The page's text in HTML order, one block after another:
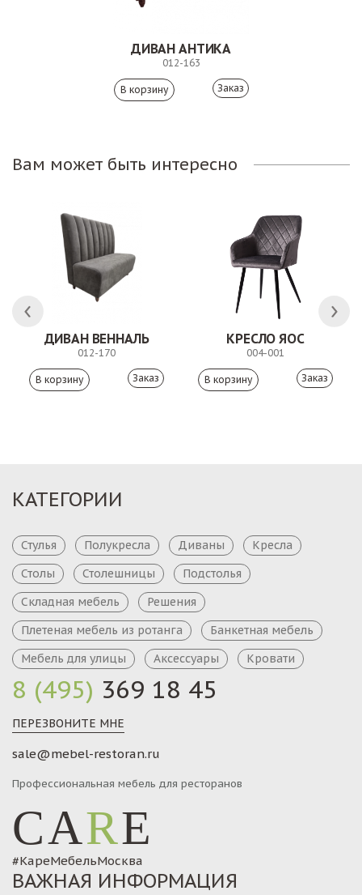
ДИВАН АНТИКА
012-163
Заказ
Вам может быть интересно
ДИВАН ВЕННАЛЬ
012-170
Заказ
КРЕСЛО ЯОС
004-001
Заказ
8 (495) 369 18 45
ПЕРЕЗВОНИТЕ МНЕ
sale@mebel-restoran.ru
Профессиональная мебель для ресторанов
CARE
#КареМебельМосква
КАТЕГОРИИ
Стулья Полукресла Диваны
Кресла
Столы
Столешницы
Подстолья
Складная мебель
Решения
Плетеная мебель из ротанга
Банкетная мебель
Мебель для улицы
Аксессуары Кровати
ВАЖНАЯ ИНФОРМАЦИЯ